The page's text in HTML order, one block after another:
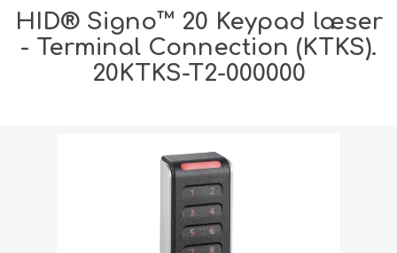
HID® Signo™ 20 Keypad læser
- Terminal Connection (KTKS).
20KTKS-T2-000000